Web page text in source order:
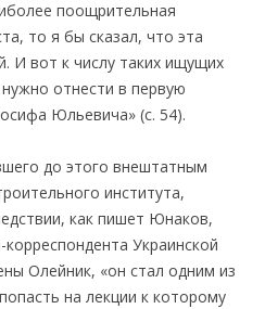
поощрительная
то я бы сказал, что эта
И вот к числу таких ищущих
отнести в первую
Юльевича» (с. 54).
до этого внештатным
института,
как пишет Юнаков,
Украинской
Олейник, «он стал одним из
на лекции к которому